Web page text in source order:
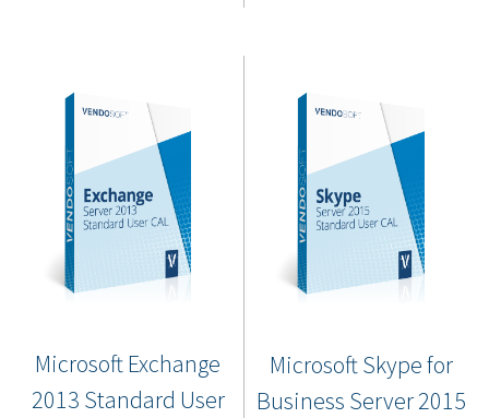
Microsoft Exchange
2013 Standard User
Microsoft Skype for
Business Server 2015